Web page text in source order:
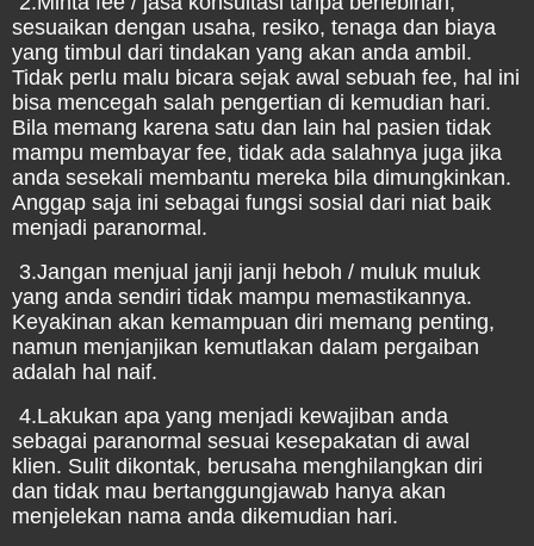
sesuaikan dengan usaha, resiko, tenaga dan biaya
yang timbul dari tindakan yang akan anda ambil.
Tidak perlu malu bicara sejak awal sebuah fee, hal ini
bisa mencegah salah pengertian di kemudian hari.
Bila memang karena satu dan lain hal pasien tidak
mampu membayar fee, tidak ada salahnya juga jika
anda sesekali membantu mereka bila dimungkinkan.
Anggap saja ini sebagai fungsi sosial dari niat baik
menjadi paranormal.
3.Jangan menjual janji janji heboh / muluk muluk
yang anda sendiri tidak mampu memastikannya.
Keyakinan akan kemampuan diri memang penting,
namun menjanjikan kemutlakan dalam pergaiban
adalah hal naif.
4.Lakukan apa yang menjadi kewajiban anda
sebagai paranormal sesuai kesepakatan di awal
klien. Sulit dikontak, berusaha menghilangkan diri
dan tidak mau bertanggungjawab hanya akan
menjelekan nama anda dikemudian hari.